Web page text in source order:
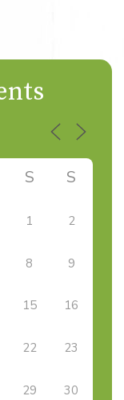
S S
1 2
8 9
15 16
22 23
29 30